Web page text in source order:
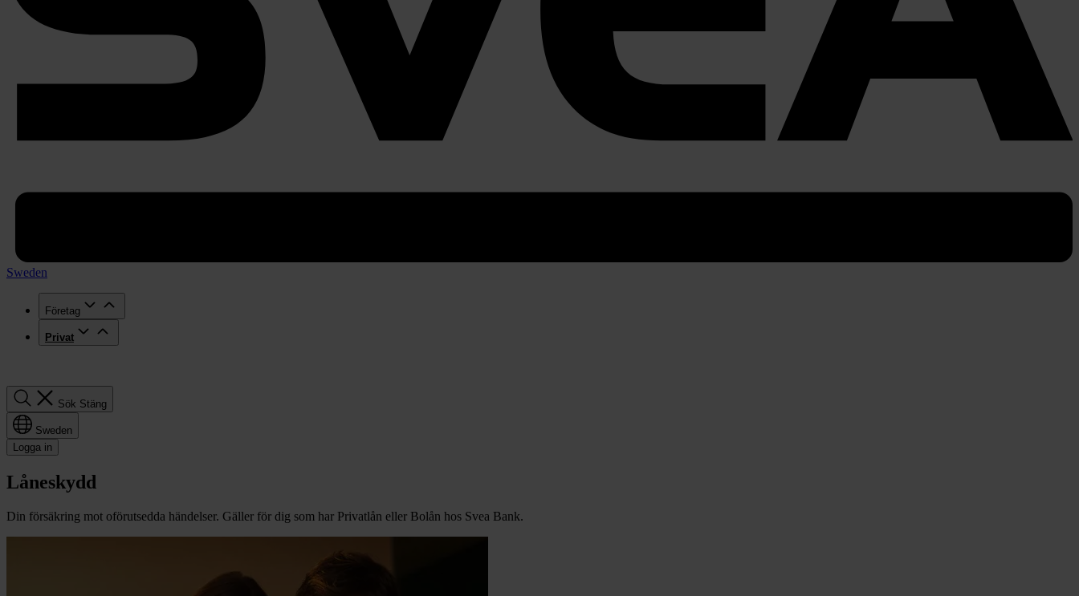
Sweden
Företag
Privat
Sök Stäng
Sweden
Logga in
Låneskydd
Din försäkring mot oförutsedda händelser. Gäller för dig som har Privatlån eller Bolån hos Svea Bank.